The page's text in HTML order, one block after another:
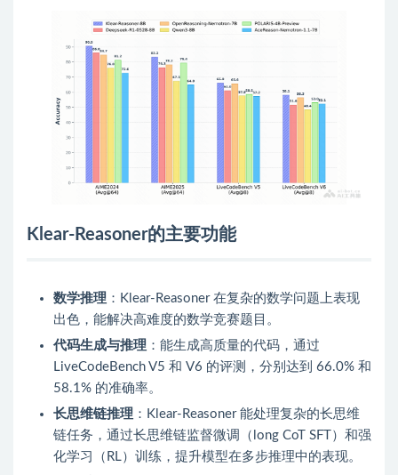
Klear-Reasoner的主要功能
数学推理 ：Klear-Reasoner 在复杂的数学问题上表现
出色，能解决高难度的数学竞赛题目。
代码生成与推理 ：能生成高质量的代码，通过
LiveCodeBench V5 和 V6 的评测，分别达到 66.0% 和
58.1% 的准确率。
长思维链推理 ：Klear-Reasoner 能处理复杂的长思维
链任务，通过长思维链监督微调（long CoT SFT）和强
化学习（RL）训练，提升模型在多步推理中的表现。